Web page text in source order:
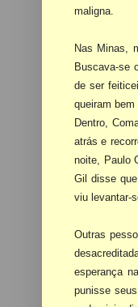
maligna.
Nas Minas,
Buscava-se
de ser
queiram
Dentro,
atrás e
noite, Paulo
Gil disse
viu levantar-
Outras
esperança
punisse